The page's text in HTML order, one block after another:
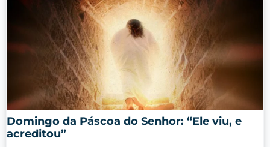
Domingo da Páscoa do Senhor: “Ele viu, e
acreditou”